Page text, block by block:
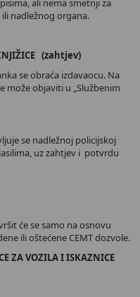
ali nema smetnji za
nadležnog organa.
(zahtjev)
se obraća izdavaocu. Na
može objaviti u „Službenim
se nadležnoj policijskoj
uz zahtjev i potvrdu
će se samo na osnovu
ili oštećene CEMT dozvole.
ZA VOZILA I ISKAZNICE